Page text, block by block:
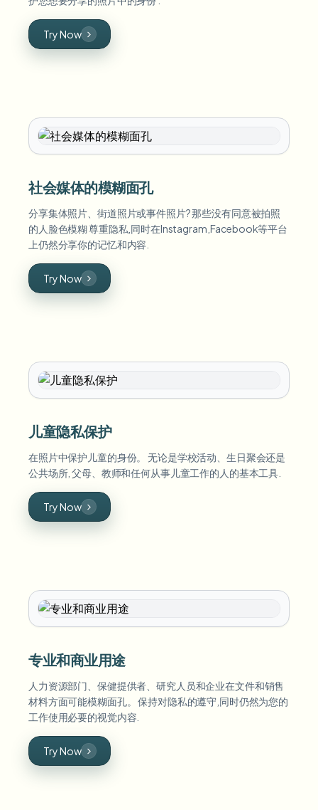
Try Now
社会媒体的模糊面孔
分享集体照片、街道照片或事件照片? 那些没有同意被拍照
的人脸色模糊 尊重隐私,同时在Instagram,Facebook等平台
上仍然分享你的记忆和内容.
Try Now
儿童隐私保护
在照片中保护儿童的身份。 无论是学校活动、生日聚会还是
公共场所, 父母、教师和任何从事儿童工作的人的基本工具.
Try Now
专业和商业用途
人力资源部门、保健提供者、研究人员和企业在文件和销售
材料方面可能模糊面孔。 保持对隐私的遵守,同时仍然为您的
工作使用必要的视觉内容.
Try Now